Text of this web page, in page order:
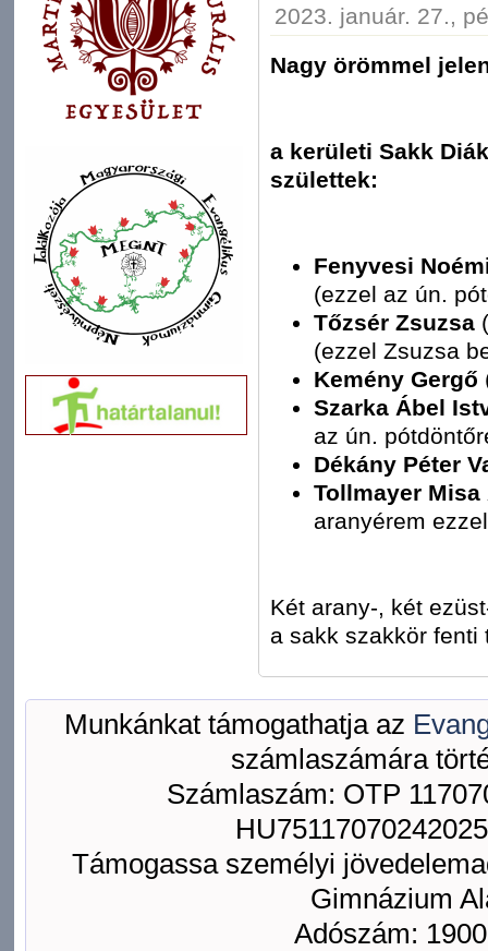
2023. január. 27.,
Nagy örömmel
a kerületi Sakk
születtek:
Fenyvesi
(ezzel az ún.
Tőzsér Zsuzsa
(ezzel Zsuzsa
Kemény Gergő
Szarka Ábel
az ún.
Dékány Péter
Tollmayer Misa
aranyérem
Két arany-, két
a sakk szakkör fenti
Munkánkat támogathatja az
számlaszámára
Számlaszám: OTP
Támogassa személyi
Gimnázium
Adószám: